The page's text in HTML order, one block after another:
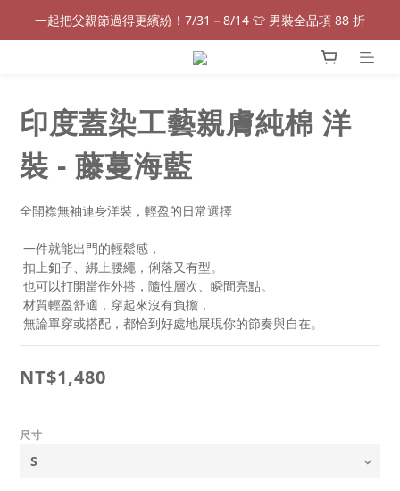
一起把父親節過得更繽紛！7/31－8/14 👕 男裝全品項 88 折
一起把父親節過得更繽紛！7/31－8/14 👕 男裝全品項 88 折
免費加入探索旅人，解鎖更多會員優惠吧！
一起把父親節過得更繽紛！7/31－8/14 👕 男裝全品項 88 折
印度蓋染工藝親膚純棉 洋
裝 - 藤蔓海藍
全開襟無袖連身洋裝，輕盈的日常選擇
一件就能出門的輕鬆感，
扣上釦子、綁上腰繩，俐落又有型。
也可以打開當作外搭，隨性層次、瞬間亮點。
材質輕盈舒適，穿起來沒有負擔，
無論單穿或搭配，都恰到好處地展現你的節奏與自在。
NT$1,480
尺寸